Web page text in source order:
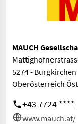
MAUCH
5274 - Burgkirchen
Oberösterreich
+43 7724 ****
www.mauch.at/